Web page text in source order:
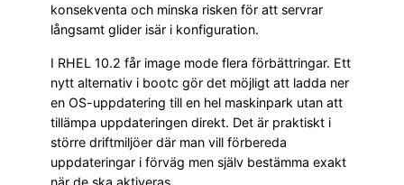
konsekventa och minska risken för att servrar
långsamt glider isär i konfiguration.
I RHEL 10.2 får image mode flera förbättringar. Ett
nytt alternativ i bootc gör det möjligt att ladda ner
en OS-uppdatering till en hel maskinpark utan att
tillämpa uppdateringen direkt. Det är praktiskt i
större driftmiljöer där man vill förbereda
uppdateringar i förväg men själv bestämma exakt
när de ska aktiveras.